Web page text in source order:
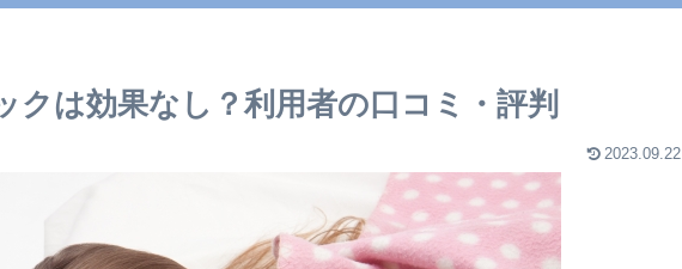
クは効果なし？利用者の口コミ・評判
2023.09.22